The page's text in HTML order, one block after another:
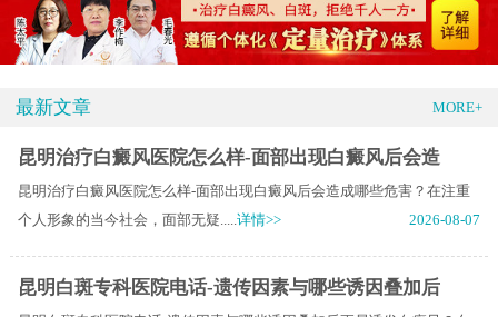
最新文章 MORE+
昆明治疗白癜风医院怎么样-面部出现白癜风后会造
昆明治疗白癜风医院怎么样-面部出现白癜风后会造成哪些危害？在注重
个人形象的当今社会，面部无疑.....详情>> 2026-08-07
昆明白斑专科医院电话-遗传因素与哪些诱因叠加后